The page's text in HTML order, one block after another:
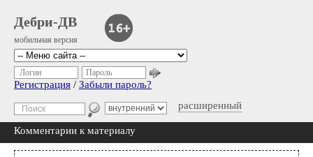
Дебри-ДВ
мобильная версия
расширенный
Логин Пароль
Регистрация / Забыли пароль?
Комментарии к материалу